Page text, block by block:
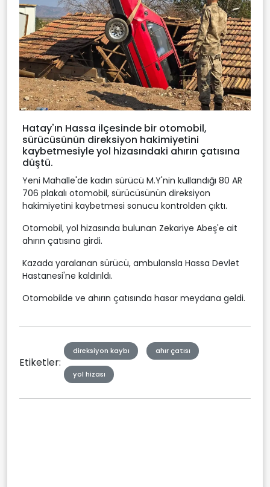
Hatay'ın Hassa ilçesinde bir otomobil,
sürücüsünün direksiyon hakimiyetini
kaybetmesiyle yol hizasındaki ahırın çatısına
düştü.
Yeni Mahalle'de kadın sürücü M.Y'nin kullandığı 80 AR
706 plakalı otomobil, sürücüsünün direksiyon
hakimiyetini kaybetmesi sonucu kontrolden çıktı.
Otomobil, yol hizasında bulunan Zekariye Abeş'e ait
ahırın çatısına girdi.
Kazada yaralanan sürücü, ambulansla Hassa Devlet
Hastanesi'ne kaldırıldı.
Otomobilde ve ahırın çatısında hasar meydana geldi.
Etiketler:
direksiyon kaybı ahır çatısı
yol hizası